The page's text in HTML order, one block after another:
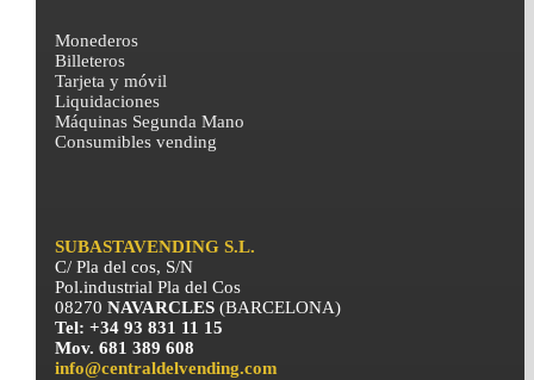
Monederos
Billeteros
Tarjeta y móvil
Liquidaciones
Máquinas Segunda Mano
Consumibles vending
SUBASTAVENDING S.L.
C/ Pla del cos, S/N
Pol.industrial Pla del Cos
08270NAVARCLES(BARCELONA)
Tel: +34 93 831 11 15
Mov. 681 389 608
info@centraldelvending.com